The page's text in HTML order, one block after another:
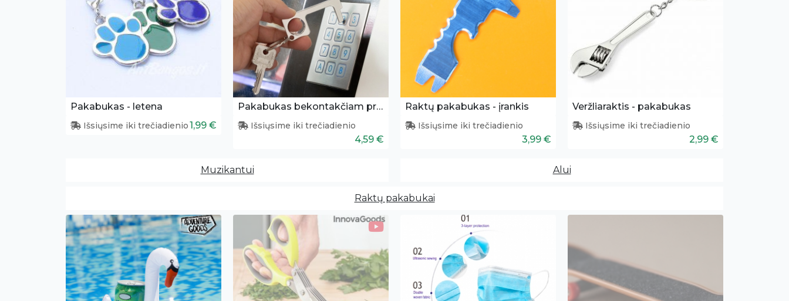
Pakabukas - letena
Išsiųsime iki trečiadienio1,99 €
Pakabukas bekontakčiam prisilietimui
Išsiųsime iki trečiadienio
4,59 €
Raktų pakabukas - įrankis
Išsiųsime iki trečiadienio
3,99 €
Veržliaraktis - pakabukas
Išsiųsime iki trečiadienio
2,99 €
Muzikantui Alui
Raktų pakabukai